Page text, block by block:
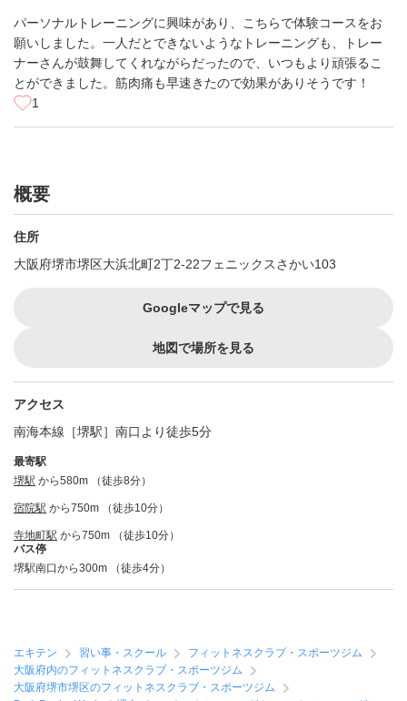
パーソナルトレーニングに興味があり、こちらで体験コースをお
願いしました。一人だとできないようなトレーニングも、トレー
ナーさんが鼓舞してくれながらだったので、いつもより頑張るこ
とができました。筋肉痛も早速きたので効果がありそうです！
1
概要
住所
大阪府堺市堺区大浜北町2丁2-22フェニックスさかい103
Googleマップで見る
地図で場所を見る
アクセス
南海本線［堺駅］南口より徒歩5分
最寄駅
堺駅 から580m （徒歩8分）
宿院駅 から750m （徒歩10分）
寺地町駅 から750m （徒歩10分）
バス停
堺駅南口から300m （徒歩4分）
エキテン 習い事・スクール
フィットネスクラブ・スポーツジム
大阪府内のフィットネスクラブ・スポーツジム
大阪府堺市堺区のフィットネスクラブ・スポーツジム